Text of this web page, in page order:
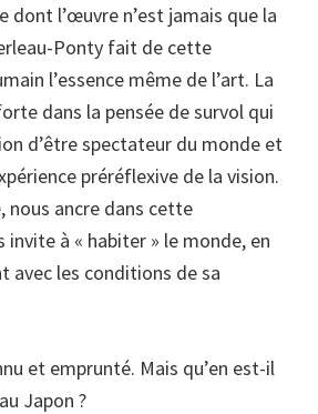
dont l’œuvre n’est jamais que la
Ponty fait de cette
l’essence même de l’art. La
dans la pensée de survol qui
d’être spectateur du monde et
préréflexive de la vision.
nous ancre dans cette
invite à « habiter » le monde, en
avec les conditions de sa
et emprunté. Mais qu’en est-il
Japon ?